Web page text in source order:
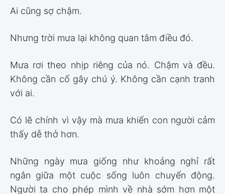
Ai cũng sợ chậm.
Nhưng trời mưa lại không quan tâm điều đó.
Mưa rơi theo nhịp riêng của nó. Chậm và đều.
Không cần cố gây chú ý. Không cần cạnh tranh
với ai.
Có lẽ chính vì vậy mà mưa khiến con người cảm
thấy dễ thở hơn.
Những ngày mưa giống như khoảng nghỉ rất
ngắn giữa một cuộc sống luôn chuyển động.
Người ta cho phép mình về nhà sớm hơn một